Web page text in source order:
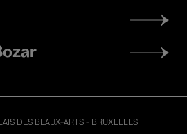
DES BEAUX-ARTS - BRUXELLES